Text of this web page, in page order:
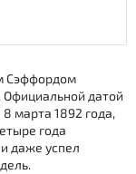
Сэффордом
датой
марта 1892 года,
года
даже успел